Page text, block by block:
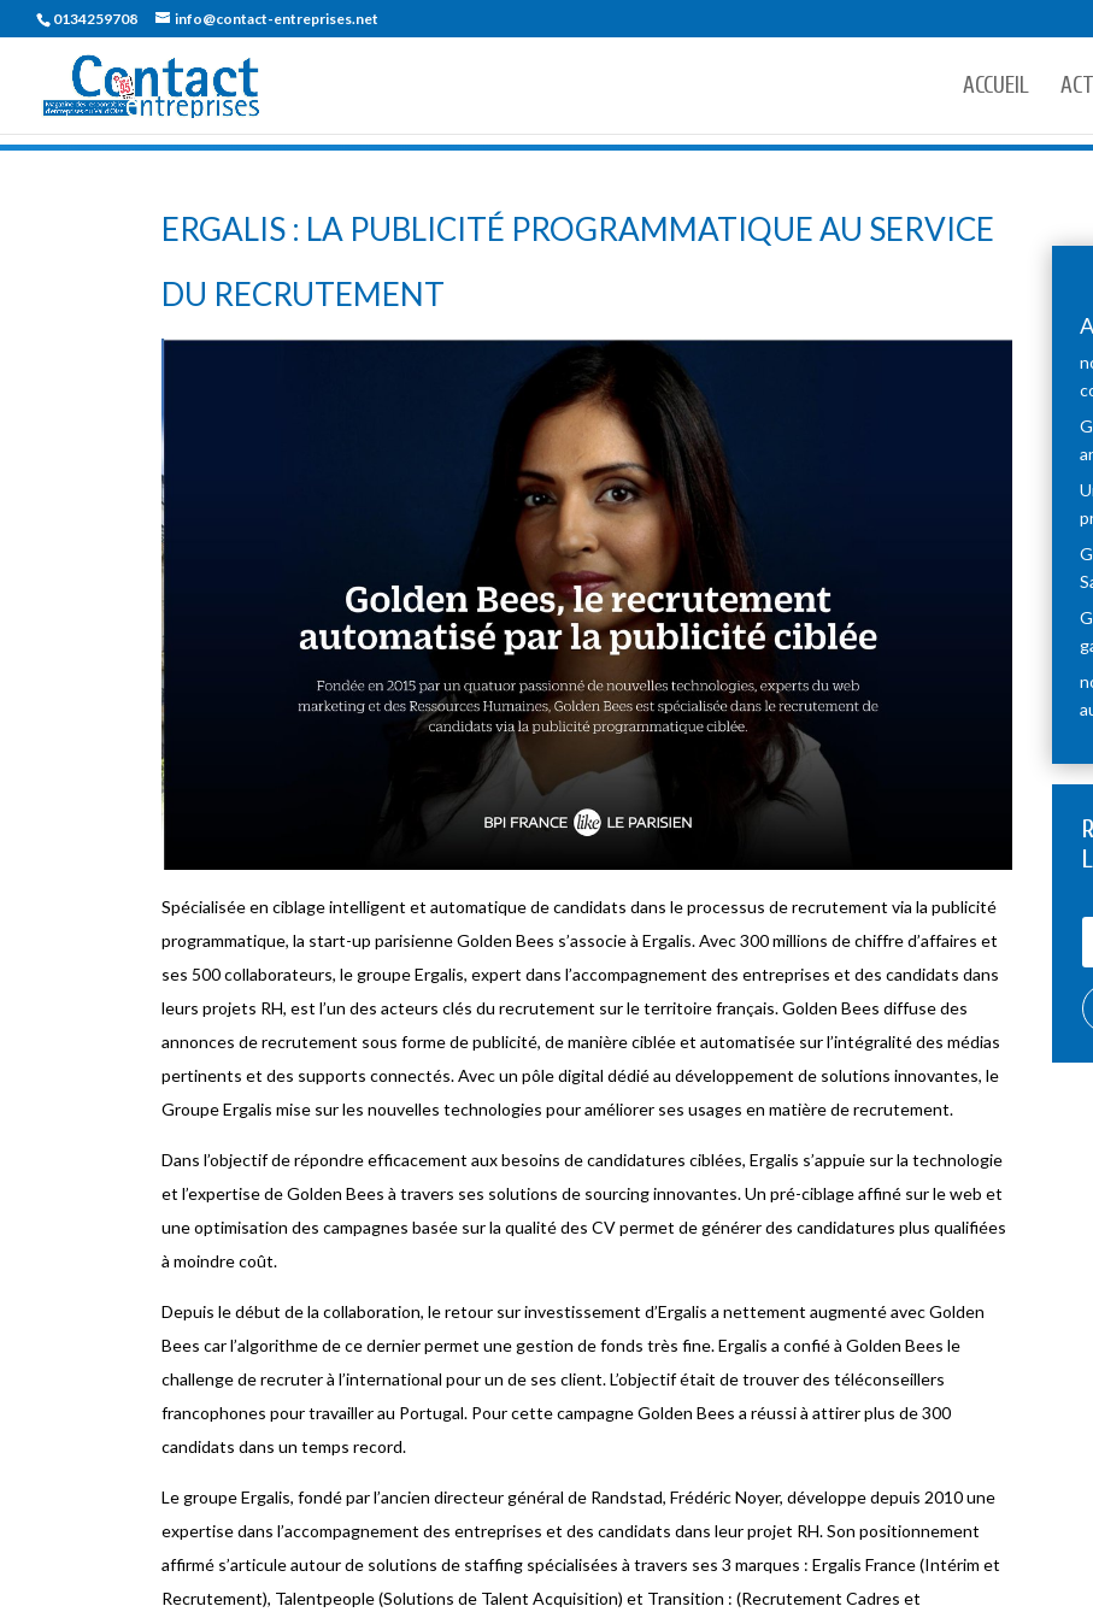
0134259708 info@contact-entreprises.net
ACCUEIL
ERGALIS : LA PUBLICITÉ PROGRAMMATIQUE AU SERVICE
DU RECRUTEMENT
Spécialisée en ciblage intelligent et automatique de candidats dans le processus de recrutement via la publicité
programmatique, la start-up parisienne Golden Bees s’associe à Ergalis. Avec 300 millions de chiffre d’affaires et
ses 500 collaborateurs, le groupe Ergalis, expert dans l’accompagnement des entreprises et des candidats dans
leurs projets RH, est l’un des acteurs clés du recrutement sur le territoire français. Golden Bees diffuse des
annonces de recrutement sous forme de publicité, de manière ciblée et automatisée sur l’intégralité des médias
pertinents et des supports connectés. Avec un pôle digital dédié au développement de solutions innovantes, le
Groupe Ergalis mise sur les nouvelles technologies pour améliorer ses usages en matière de recrutement.
Dans l’objectif de répondre efficacement aux besoins de candidatures ciblées, Ergalis s’appuie sur la technologie
et l’expertise de Golden Bees à travers ses solutions de sourcing innovantes. Un pré-ciblage affiné sur le web et
une optimisation des campagnes basée sur la qualité des CV permet de générer des candidatures plus qualifiées
à moindre coût.
Depuis le début de la collaboration, le retour sur investissement d’Ergalis a nettement augmenté avec Golden
Bees car l’algorithme de ce dernier permet une gestion de fonds très fine. Ergalis a confié à Golden Bees le
challenge de recruter à l’international pour un de ses client. L’objectif était de trouver des téléconseillers
francophones pour travailler au Portugal. Pour cette campagne Golden Bees a réussi à attirer plus de 300
candidats dans un temps record.
Le groupe Ergalis, fondé par l’ancien directeur général de Randstad, Frédéric Noyer, développe depuis 2010 une
expertise dans l’accompagnement des entreprises et des candidats dans leur projet RH. Son positionnement
affirmé s’articule autour de solutions de staffing spécialisées à travers ses 3 marques : Ergalis France (Intérim et
Recrutement), Talentpeople (Solutions de Talent Acquisition) et Transition : (Recrutement Cadres et